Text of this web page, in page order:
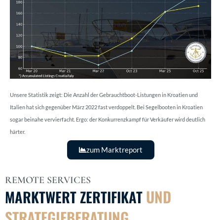
Unsere Statistik zeigt: Die Anzahl der Gebrauchtboot-Listungen in Kroatien und
Italien hat sich gegenüber März 2022 fast verdoppelt. Bei Segelbooten in Kroatien
sogar beinahe vervierfacht. Ergo: der Konkurrenzkampf für Verkäufer wird deutlich
härter.
zum Marktreport
REMOTE SERVICES
MARKTWERT ZERTIFIKATUND